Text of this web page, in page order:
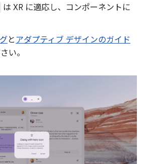
は XR に適応し、コンポーネントに
と アダプティブ デザインのガイド
い。